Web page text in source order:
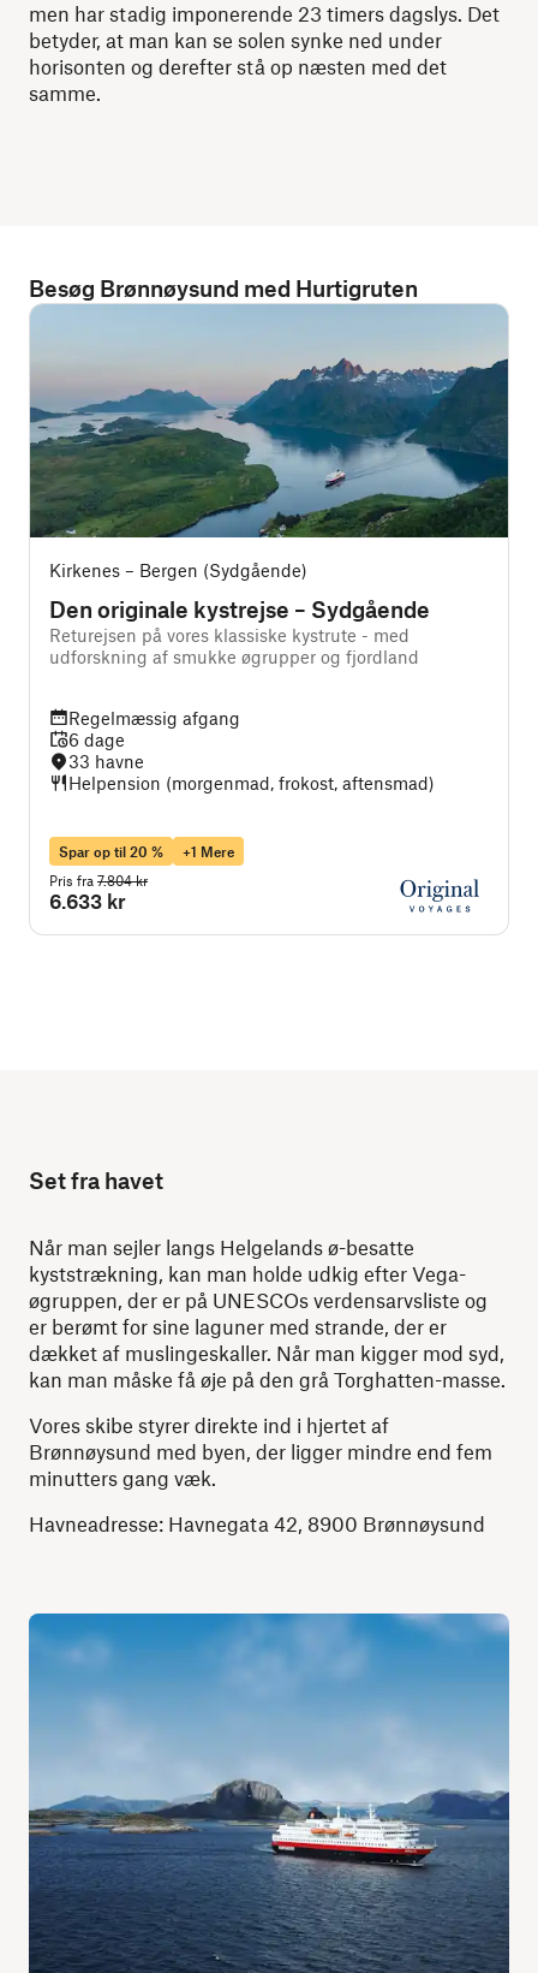
men har stadig imponerende 23 timers dagslys. Det
betyder, at man kan se solen synke ned under
horisonten og derefter stå op næsten med det
samme.
Besøg Brønnøysund med Hurtigruten
Kirkenes – Bergen (Sydgående)
Den originale kystrejse – Sydgående
Returejsen på vores klassiske kystrute - med
udforskning af smukke øgrupper og fjordland
Regelmæssig afgang
6 dage
33 havne
Helpension (morgenmad, frokost, aftensmad)
Spar op til 20 %
+1 Mere
Pris fra 7.804 kr
6.633 kr
Set fra havet
Når man sejler langs Helgelands ø-besatte
kyststrækning, kan man holde udkig efter Vega-
øgruppen, der er på UNESCOs verdensarvsliste og
er berømt for sine laguner med strande, der er
dækket af muslingeskaller. Når man kigger mod syd,
kan man måske få øje på den grå Torghatten-masse.
Vores skibe styrer direkte ind i hjertet af
Brønnøysund med byen, der ligger mindre end fem
minutters gang væk.
Havneadresse: Havnegata 42, 8900 Brønnøysund